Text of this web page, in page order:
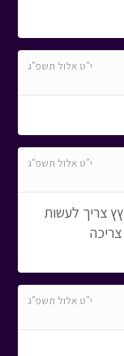
י"ט אלול תשפ"ג
י"ט אלול תשפ"ג
אבל שלב 7 מלחיץץ צריך לעשות
אותו מהררר אבל בינתיים הגעתי לשלב 8 צריכה
י"ט אלול תשפ"ג